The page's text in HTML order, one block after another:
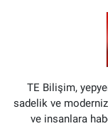
TE Bilişim,
sadelik ve
ve insanlara